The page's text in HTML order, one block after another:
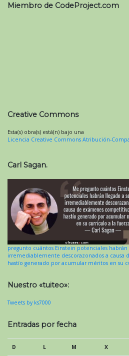
Miembro de CodeProject.com
Creative Commons
Esta(s) obra(s) está(n) bajo una
Licencia Creative Commons Atribución-
Carl Sagan.
pregunto cuántos Einstein potenciales habrán
irremediablemente descorazonados a causa
hastío generado por acumular méritos en su
Nuestro «tuiteo»:
Tweets by ks7000
Entradas por fecha
D L M X